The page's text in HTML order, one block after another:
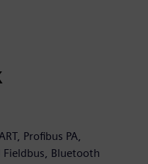
Profibus PA,
Fieldbus, Bluetooth